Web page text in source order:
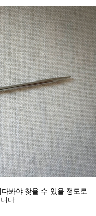
봐야 찾을 수 있을 정도로
다.